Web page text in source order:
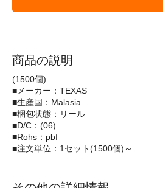
商品の説明
(1500個)
■メーカー：TEXAS
■生産国：Malasia
■梱包状態：リール
■D/C：(06)
■Rohs：pbf
■注文単位：1セット(1500個)～